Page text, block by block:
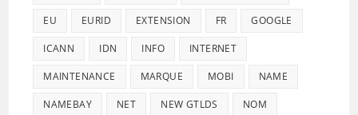
EU EURID EXTENSION FR GOOGLE
ICANN IDN INFO INTERNET
MAINTENANCE MARQUE MOBI NAME
NAMEBAY NET NEW GTLDS NOM